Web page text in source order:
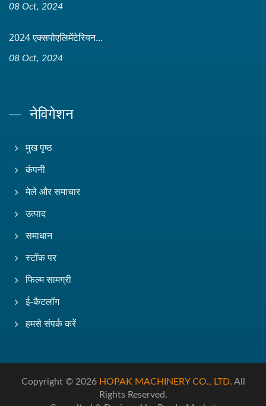
08 Oct, 2024
2024 एक्सपोएलिमेंटेरियन...
08 Oct, 2024
नेविगेशन
मुख पृष्ठ
कंपनी
मेले और समाचार
उत्पाद
समाधान
स्टॉक पर
फिल्म सामग्री
ई-कैटलॉग
हमसे संपर्क करें
Copyright © 2026 HOPAK MACHINERY CO., LTD. All
Rights Reserved.